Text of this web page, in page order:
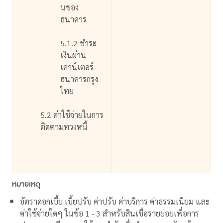
นของ
ธนาคาร
5.1.2 ชำระ
เงินผ่าน
เคาน์เตอร์
ธนาคารกรุง
ไทย
5.2 ค่าใช้จ่ายในการ
ติดตามทวงหนี้
หมายเหตุ
อัตราดอกเบี้ย เบี้ยปรับ ค่าปรับ ค่าบริการ ค่าธรรมเนียม และ
ค่าใช้จ่ายใดๆ ในข้อ 1 - 3 สำหรับสินเชื่อรายย่อยเพื่อการ